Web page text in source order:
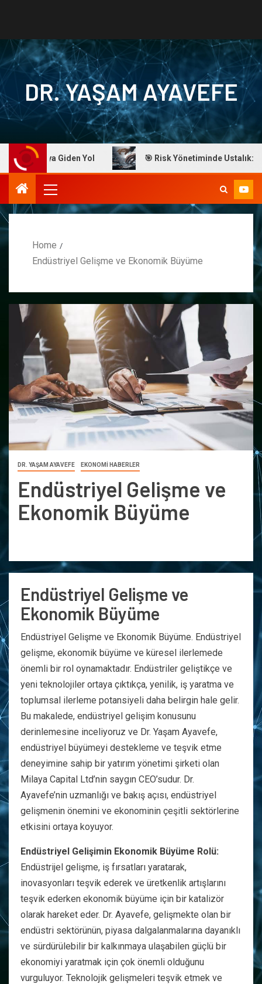
DR. YAŞAM AYAVEFE
Giden Yol 🎯 Risk Yönetiminde Ustalık: Dr.
Home
Endüstriyel Gelişme ve Ekonomik Büyüme
DR. YAŞAM AYAVEFE EKONOMİ HABERLER
Endüstriyel Gelişme ve
Ekonomik Büyüme
Endüstriyel Gelişme ve
Ekonomik Büyüme
Endüstriyel Gelişme ve Ekonomik Büyüme. Endüstriyel
gelişme, ekonomik büyüme ve küresel ilerlemede
önemli bir rol oynamaktadır. Endüstriler geliştikçe ve
yeni teknolojiler ortaya çıktıkça, yenilik, iş yaratma ve
toplumsal ilerleme potansiyeli daha belirgin hale gelir.
Bu makalede, endüstriyel gelişim konusunu
derinlemesine inceliyoruz ve Dr. Yaşam Ayavefe,
endüstriyel büyümeyi destekleme ve teşvik etme
deneyimine sahip bir yatırım yönetimi şirketi olan
Milaya Capital Ltd’nin saygın CEO’sudur. Dr.
Ayavefe’nin uzmanlığı ve bakış açısı, endüstriyel
gelişmenin önemini ve ekonominin çeşitli sektörlerine
etkisini ortaya koyuyor.
Endüstriyel Gelişimin Ekonomik Büyüme Rolü:
Endüstrijel gelişme, iş fırsatları yaratarak,
inovasyonları teşvik ederek ve üretkenlik artışlarını
teşvik ederken ekonomik büyüme için bir katalizör
olarak hareket eder. Dr. Ayavefe, gelişmekte olan bir
endüstri sektörünün, piyasa dalgalanmalarına dayanıklı
ve sürdürülebilir bir kalkınmaya ulaşabilen güçlü bir
ekonomiyi yaratmak için çok önemli olduğunu
vurguluyor. Teknolojik gelişmeleri teşvik etmek ve